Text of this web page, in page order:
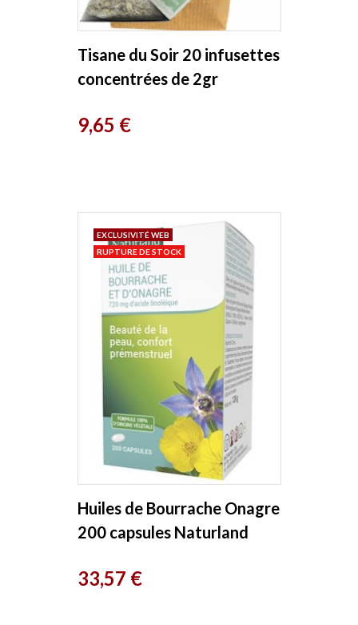
Tisane du Soir 20 infusettes
concentrées de 2gr
Prix
9,65 €
Huiles de Bourrache Onagre
200 capsules Naturland
Prix
33,57 €
EXCLUSIVITÉ WEB
RUPTURE DE STOCK